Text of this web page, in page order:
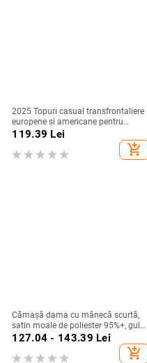
2025 Topuri casual transfrontaliere
europene și americane pentru
femei, din bumbac și in, cu nasturi,
119.39 Lei
add_shopping_cart
Cămașă dama cu mânecă scurtă,
satin moale de poliester 95%+, guler
turn-down, pull-over, lungime
regular, stil elegant pentru deplasări
zilnice
127.04 - 143.39 Lei
add_shopping_cart